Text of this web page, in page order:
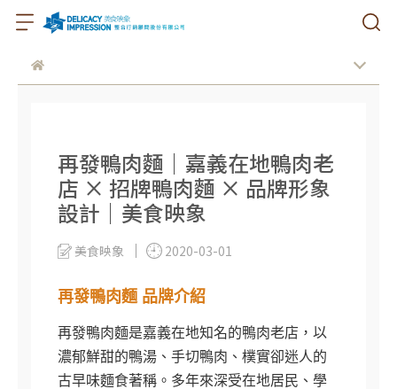
再發鴨肉麵｜嘉義在地鴨肉老
店 × 招牌鴨肉麵 × 品牌形象
設計｜美食映象
美食映象 2020-03-01
再發鴨肉麵 品牌介紹
再發鴨肉麵是嘉義在地知名的鴨肉老店，以
濃郁鮮甜的鴨湯、手切鴨肉、樸實卻迷人的
古早味麵食著稱。多年來深受在地居民、學